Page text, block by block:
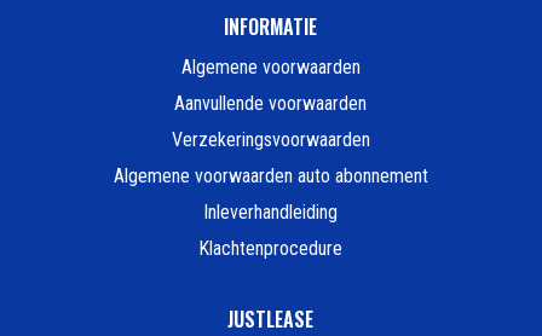
INFORMATIE
Algemene voorwaarden
Aanvullende voorwaarden
Verzekeringsvoorwaarden
Algemene voorwaarden auto abonnement
Inleverhandleiding
Klachtenprocedure
JUSTLEASE